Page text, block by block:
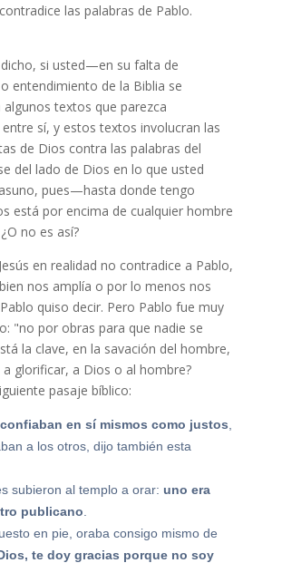
las palabras de Pablo.
si usted—en su falta de
entendimiento de la Biblia se
textos que parezca
sí, y estos textos involucran las
de Dios contra las palabras del
del lado de Dios en lo que usted
pues—hasta donde tengo
está por encima de cualquier hombre
no es así?
en realidad no contradice a Pablo,
nos amplía o por lo menos nos
quiso decir. Pero Pablo fue muy
"no por obras para que nadie se
la clave, en la savación del hombre,
a glorificar, a Dios o al hombre?
pasaje bíblico:
en sí mismos como justos
a los otros, dijo también esta
subieron al templo a orar: uno era
publicano
en pie, oraba consigo mismo de
te doy gracias porque no soy